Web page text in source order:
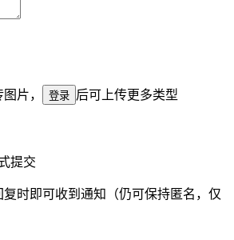
片， 登录 后可上传更多类型
提交
复时即可收到通知（仍可保持匿名，仅